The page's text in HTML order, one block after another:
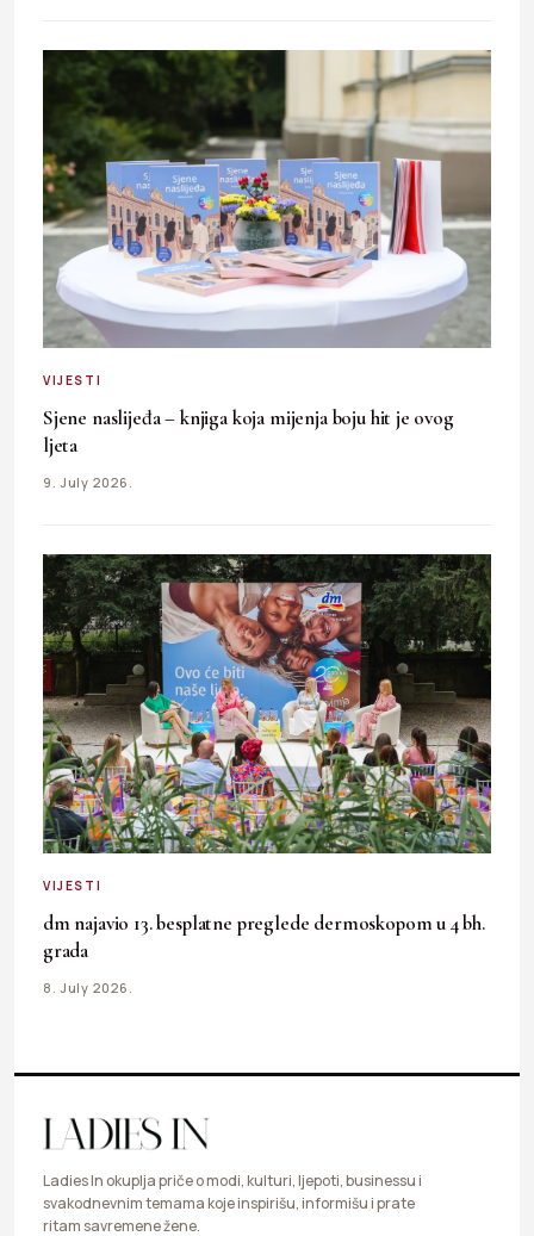
VIJESTI
Sjene naslijeđa – knjiga koja mijenja boju hit je ovog
ljeta
9. July 2026.
VIJESTI
dm najavio 13. besplatne preglede dermoskopom u 4 bh.
grada
8. July 2026.
Ladies In okuplja priče o modi, kulturi, ljepoti, businessu i
svakodnevnim temama koje inspirišu, informišu i prate
ritam savremene žene.